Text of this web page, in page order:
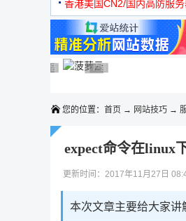
机
香港美国CN2/国内高防服
广告 商业广告，理性选择
广告 商业广告，理性选择
广告 商业广告，理性选择广告 商业广告，理性选择
广告 商业广告，理性选择
您的位置： 首页 → 网站技巧 →
expect命令在linux
更新时间：2017年11月27日
本次文章主要给大家讲